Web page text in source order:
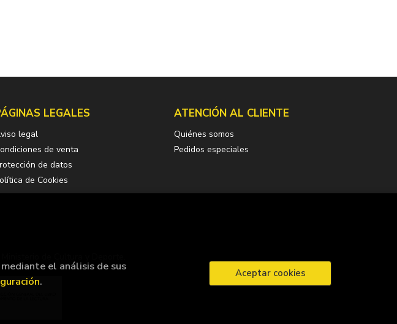
LEGALES
legal
de venta
de datos
de Cookies
ATENCIÓN AL CLIENTE
Quiénes somos
Pedidos especiales
el análisis de sus
.
Aceptar cookies